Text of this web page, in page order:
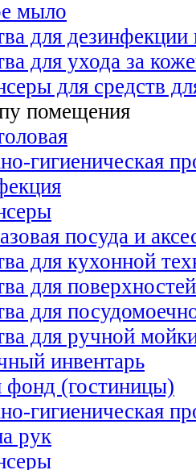
мыло
для
для ухода за
для средств
помещения
гигиеническая
посуда и
для кухонной
для поверхностей
для
для ручной
инвентарь
(гостиницы)
гигиеническая
рук